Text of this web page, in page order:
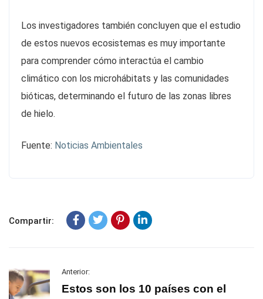
Los investigadores también concluyen que el estudio
de estos nuevos ecosistemas es muy importante
para comprender cómo interactúa el cambio
climático con los microhábitats y las comunidades
bióticas, determinando el futuro de las zonas libres
de hielo.
Fuente: Noticias Ambientales
Compartir:
Anterior:
Estos son los 10 países con el